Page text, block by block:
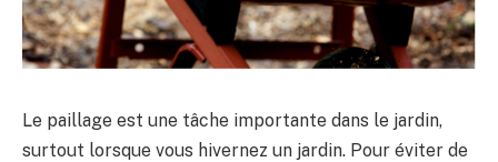
Le paillage est une tâche importante dans le jardin,
surtout lorsque vous hivernez un jardin. Pour éviter de